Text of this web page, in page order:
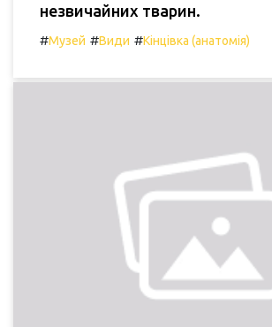
незвичайних тварин.
#Музей #Види #Кінцівка (анатомія)